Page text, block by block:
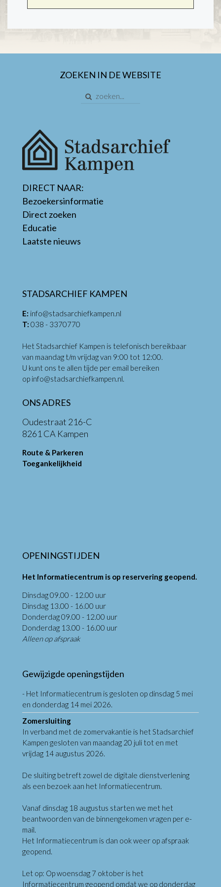
ZOEKEN IN DE WEBSITE
DIRECT NAAR:
Bezoekersinformatie
Direct zoeken
Educatie
Laatste nieuws
STADSARCHIEF KAMPEN
E: info@stadsarchiefkampen.nl
T: 038 - 3370770
Het Stadsarchief Kampen is telefonisch bereikbaar
van maandag t/m vrijdag van 9:00 tot 12:00.
U kunt ons te allen tijde per email bereiken
op info@stadsarchiefkampen.nl.
ONS ADRES
Oudestraat 216-C
8261 CA Kampen
Route & Parkeren
Toegankelijkheid
OPENINGSTIJDEN
Het Informatiecentrum is op reservering geopend.
Dinsdag 09.00 - 12.00 uur
Dinsdag 13.00 - 16.00 uur
Donderdag 09.00 - 12.00 uur
Donderdag 13.00 - 16.00 uur
Alleen op afspraak
Gewijzigde openingstijden
- Het Informatiecentrum is gesloten op dinsdag 5 mei
en donderdag 14 mei 2026.
Zomersluiting
In verband met de zomervakantie is het Stadsarchief
Kampen gesloten van maandag 20 juli tot en met
vrijdag 14 augustus 2026.
De sluiting betreft zowel de digitale dienstverlening
als een bezoek aan het Informatiecentrum.
Vanaf dinsdag 18 augustus starten we met het
beantwoorden van de binnengekomen vragen per e-
mail.
Het Informatiecentrum is dan ook weer op afspraak
geopend.
Let op: Op woensdag 7 oktober is het
Informatiecentrum geopend omdat we op donderdag